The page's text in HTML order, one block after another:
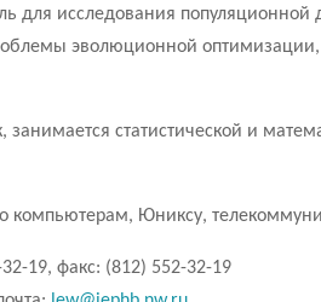
для исследования популяционной
эволюционной оптимизации,
статистической и
компьютерам, Юниксу,
19, факс: (812) 552-32-19